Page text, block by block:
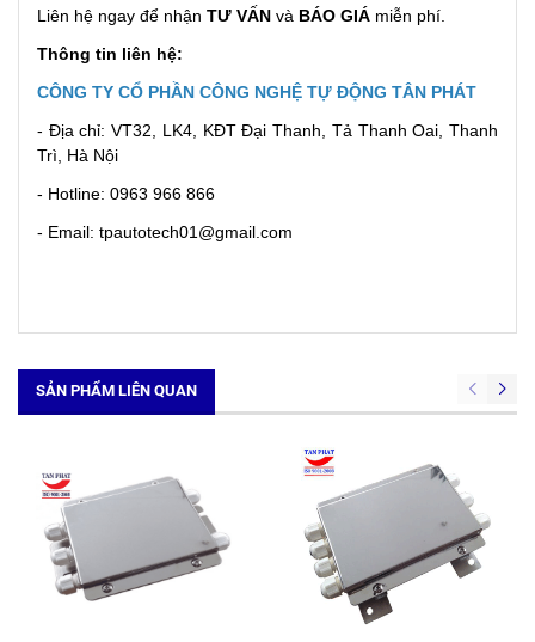
Liên hệ ngay để nhận TƯ VẤN và BÁO GIÁ miễn phí.
Thông tin liên hệ:
CÔNG TY CỔ PHẦN CÔNG NGHỆ TỰ ĐỘNG TÂN PHÁT
- Địa chỉ: VT32, LK4, KĐT Đại Thanh, Tả Thanh Oai, Thanh
Trì, Hà Nội
- Hotline: 0963 966 866
- Email: tpautotech01@gmail.com
SẢN PHẨM LIÊN QUAN